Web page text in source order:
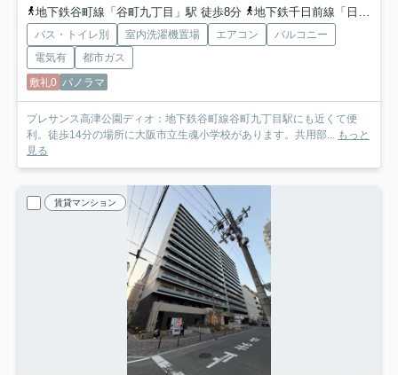
地下鉄谷町線「谷町九丁目」駅 徒歩8分
地下鉄千日前線「日本橋」駅 徒歩11分
バス・トイレ別 室内洗濯機置場 エアコン
バルコニー
電気有
都市ガス
敷礼0 パノラマ
プレサンス高津公園ディオ：地下鉄谷町線谷町九丁目駅にも近くて便
利。徒歩14分の場所に大阪市立生魂小学校があります。共用部...
もっと
見る
賃貸マンション